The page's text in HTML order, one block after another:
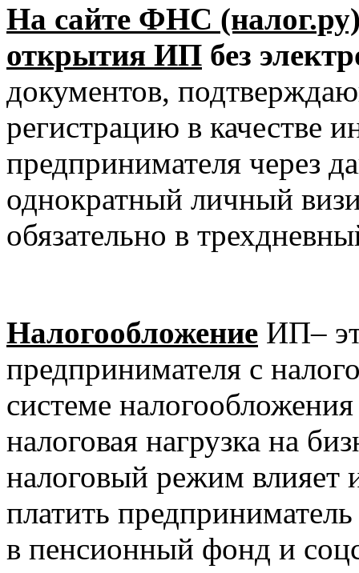
На сайте ФНС
открытия ИП без
документов,
регистрацию в качестве
предпринимателя через
однократный личный
обязательно в
Налогообложение ИП–
предпринимателя с
системе
налоговая нагрузка на
налоговый режим влияет
платить
в пенсионный фонд и